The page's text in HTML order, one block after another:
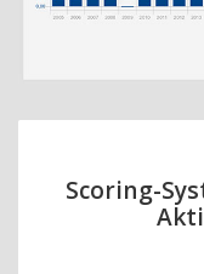
Scoring-